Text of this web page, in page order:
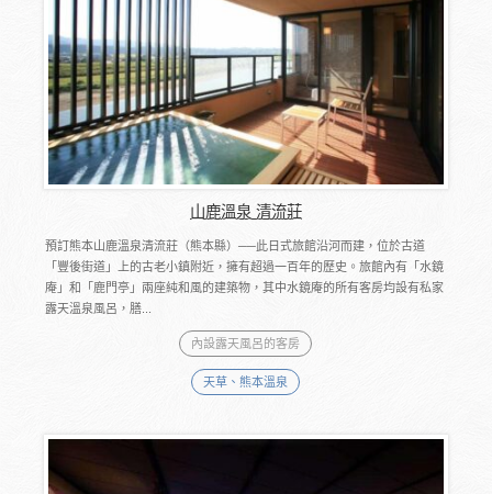
山鹿溫泉 清流莊
預訂熊本山鹿溫泉清流莊（熊本縣）──此日式旅館沿河而建，位於古道
「豐後街道」上的古老小鎮附近，擁有超過一百年的歷史。旅館內有「水鏡
庵」和「鹿門亭」兩座純和風的建築物，其中水鏡庵的所有客房均設有私家
露天溫泉風呂，膳...
內設露天風呂的客房
天草、熊本溫泉